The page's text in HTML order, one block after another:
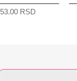
53.00 RSD